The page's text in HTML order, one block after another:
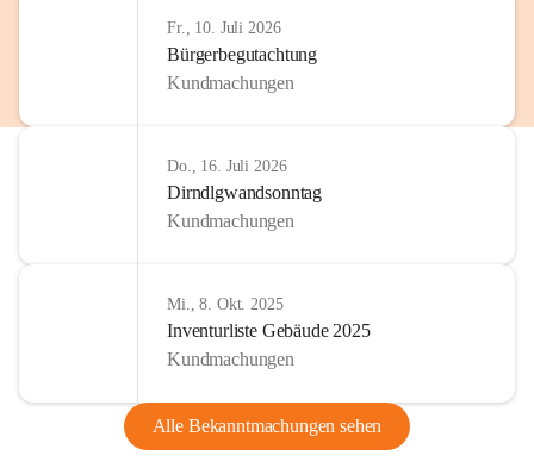
Fr., 10. Juli 2026
Bürgerbegutachtung
Kundmachungen
Do., 16. Juli 2026
Dirndlgwandsonntag
Kundmachungen
Mi., 8. Okt. 2025
Inventurliste Gebäude 2025
Kundmachungen
Alle Bekanntmachungen sehen